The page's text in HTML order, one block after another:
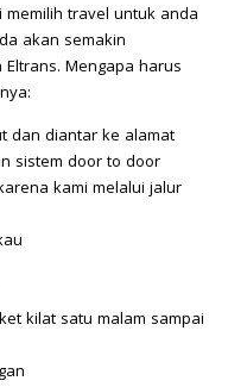
travel untuk anda
akan semakin
Mengapa harus
dan diantar ke alamat
sistem door to door
kami melalui jalur
kilat satu malam sampai